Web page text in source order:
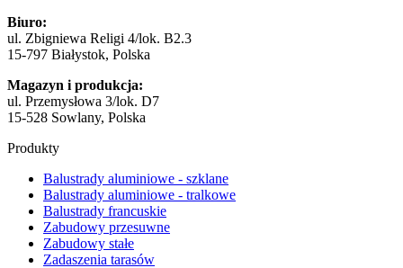
Biuro:
ul. Zbigniewa Religi 4/lok. B2.3
15-797 Białystok, Polska
Magazyn i produkcja:
ul. Przemysłowa 3/lok. D7
15-528 Sowlany, Polska
Produkty
Balustrady aluminiowe - szklane
Balustrady aluminiowe - tralkowe
Balustrady francuskie
Zabudowy przesuwne
Zabudowy stałe
Zadaszenia tarasów